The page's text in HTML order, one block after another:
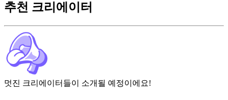
추천 크리에이터
멋진 크리에이터들이 소개될 예정이에요!